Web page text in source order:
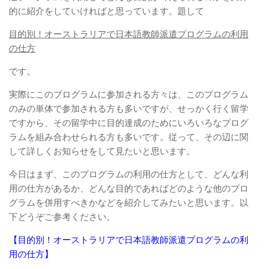
的に紹介をしていければと思っています。題して
目的別！オーストラリアで日本語教師派遣プログラムの利用
の仕方
です。
実際にこのプログラムに参加される方々は、このプログラム
のみの単体で参加される方も多いですが、せっかく行く留学
ですから、その留学中に目的達成のためにいろいろなプログ
ラムを組み合わせられる方も多いです。従って、その辺に関
して詳しくお知らせをして見たいと思います。
今日はまず、このプログラムの利用の仕方として、どんな利
用の仕方があるか、どんな目的であればどのような他のプロ
グラムを併用すべきかなどを紹介してみたいと思います。以
下どうぞご参考ください。
【目的別！オーストラリアで日本語教師派遣プログラムの利
用の仕方】